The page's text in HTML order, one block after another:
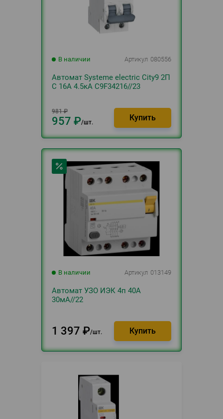
В наличии Артикул 080556
Автомат Systeme electric City9 2П
C 16А 4.5кА C9F34216//23
981 ₽
957 ₽ шт.
В наличии Артикул 013149
Автомат УЗО ИЭК 4п 40А
30мА//22
1 397 ₽ шт.